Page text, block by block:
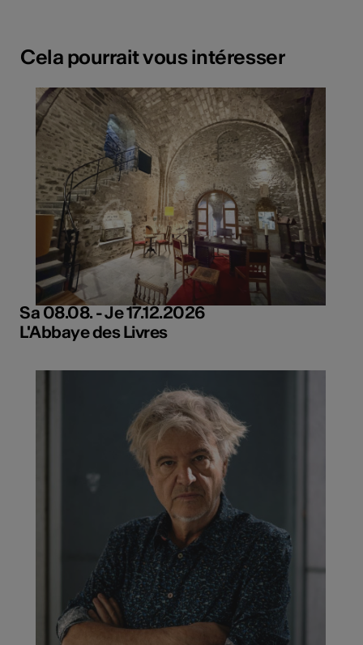
Cela pourrait vous intéresser
Sa 08.08. - Je 17.12.2026
L'Abbaye des Livres